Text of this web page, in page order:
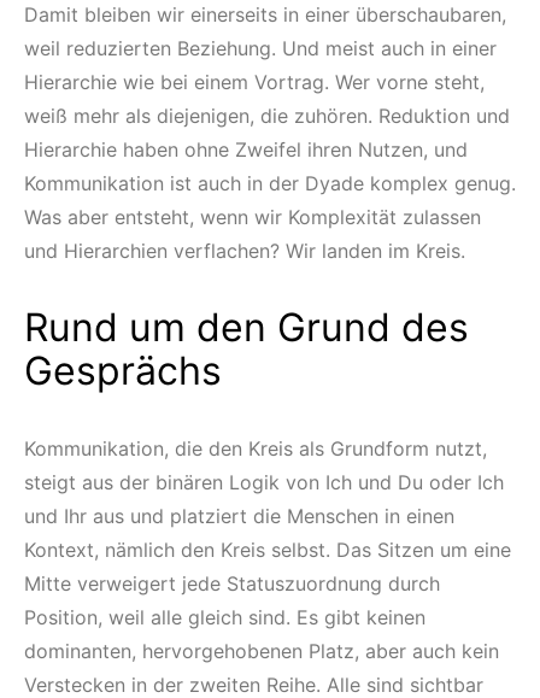
Damit bleiben wir einerseits in einer überschaubaren,
weil reduzierten Beziehung. Und meist auch in einer
Hierarchie wie bei einem Vortrag. Wer vorne steht,
weiß mehr als diejenigen, die zuhören. Reduktion und
Hierarchie haben ohne Zweifel ihren Nutzen, und
Kommunikation ist auch in der Dyade komplex genug.
Was aber entsteht, wenn wir Komplexität zulassen
und Hierarchien verflachen? Wir landen im Kreis.
Rund um den Grund des
Gesprächs
Kommunikation, die den Kreis als Grundform nutzt,
steigt aus der binären Logik von Ich und Du oder Ich
und Ihr aus und platziert die Menschen in einen
Kontext, nämlich den Kreis selbst. Das Sitzen um eine
Mitte verweigert jede Statuszuordnung durch
Position, weil alle gleich sind. Es gibt keinen
dominanten, hervorgehobenen Platz, aber auch kein
Verstecken in der zweiten Reihe. Alle sind sichtbar